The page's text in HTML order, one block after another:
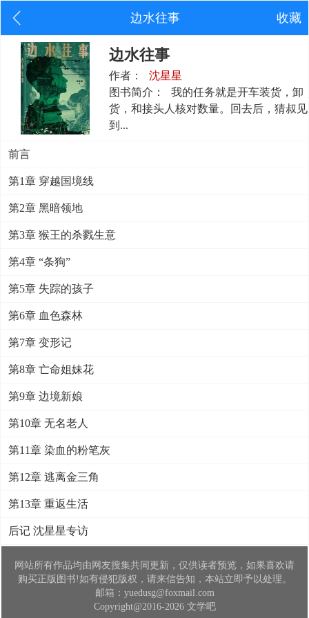
边水往事 收藏
边水往事
作者：
沈星星
图书简介：
我的任务就是开车装货，卸
货，和接头人核对数量。回去后，猜叔见
到...
前言
第1章 穿越国境线
第2章 黑暗领地
第3章 猴王的杀戮生意
第4章 “条狗”
第5章 失踪的孩子
第6章 血色森林
第7章 变形记
第8章 亡命姐妹花
第9章 边境新娘
第10章 无名老人
第11章 染血的粉笔灰
第12章 逃离金三角
第13章 重返生活
后记 沈星星专访
网站所有作品均由网友搜集共同更新，仅供读者预览，如果喜欢请
购买正版图书!如有侵犯版权，请来信告知，本站立即予以处理。
邮箱：yuedusg@foxmail.com
Copyright@2016-2026 文学吧